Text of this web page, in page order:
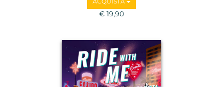
€ 19,90